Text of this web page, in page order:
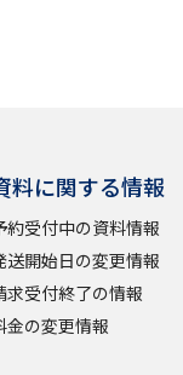
料に関する情報
約受付中の資料情報
送開始日の変更情報
求受付終了の情報
金の変更情報